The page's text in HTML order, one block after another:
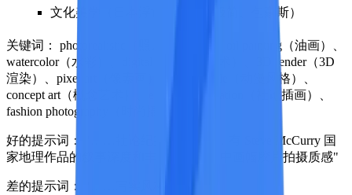
文化美学（日本浮世绘、北欧极简、包豪斯）
关键词：
photorealistic（照片级写实）、oil painting（油画）、
watercolor（水彩）、digital art（数字艺术）、3D render（3D
渲染）、pixel art（像素画）、anime style（动漫风格）、
concept art（概念艺术）、editorial illustration（社论插画）、
fashion photography（时尚摄影）
好的提示词：
"……社论纪实摄影风格，有 Steve McCurry 国
家地理作品的叙事深度和丰富细节感，中画幅胶片拍摄质感"
差的提示词：